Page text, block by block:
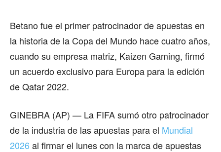
Betano fue el primer patrocinador de apuestas en
la historia de la Copa del Mundo hace cuatro años,
cuando su empresa matriz, Kaizen Gaming, firmó
un acuerdo exclusivo para Europa para la edición
de Qatar 2022.
GINEBRA (AP) — La FIFA sumó otro patrocinador
de la industria de las apuestas para el Mundial
2026al firmar el lunes con la marca de apuestas